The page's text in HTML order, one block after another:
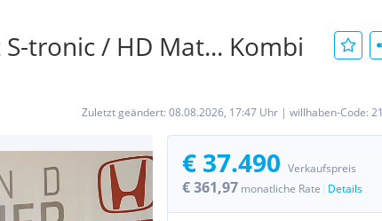
tronic / HD Mat... Kombi
Zuletzt geändert: 08.08.2026, 17:47 Uhr | willhaben-Code:
€ 37.490 Verkaufspreis
€ 361,97 monatliche Rate Details